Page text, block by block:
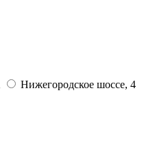
Нижегородское шоссе, 4